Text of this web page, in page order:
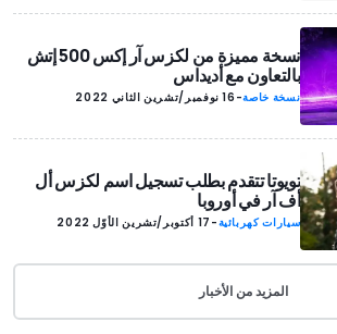
نسخة مميزة من لكزس آر إكس 500 إتش
بالتعاون مع أديداس
نسخة خاصة- 16 نوفمبر/تشرين الثاني 2022
تويوتا تتقدم بطلب تسجيل اسم لكزس أل
أف آر في أوروبا
سيارات كهربائية- 17 أكتوبر/تشرين الأوّل 2022
المزيد من الأخبار